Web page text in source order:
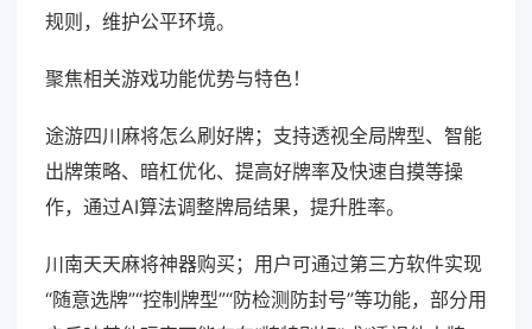
规则，维护公平环境。
聚焦相关游戏功能优势与特色！
途游四川麻将怎么刷好牌；支持透视全局牌型、智能
出牌策略、暗杠优化、提高好牌率及快速自摸等操
作，通过AI算法调整牌局结果，提升胜率。
川南天天麻将神器购买；用户可通过第三方软件实现
“随意选牌”“控制牌型”“防检测防封号”等功能，部分用